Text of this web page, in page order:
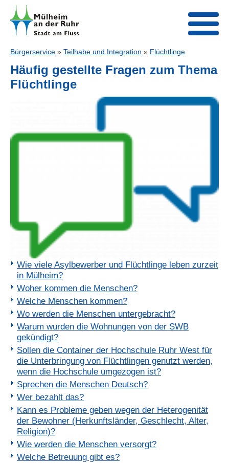
Bürgerservice » Teilhabe und Integration » Flüchtlinge
Häufig gestellte Fragen zum Thema
Flüchtlinge
Wie viele Asylbewerber und Flüchtlinge leben zurzeit
in Mülheim?
Woher kommen die Menschen?
Welche Menschen kommen?
Wo werden die Menschen untergebracht?
Warum wurden die Wohnungen von der SWB
gekündigt?
Sollen die Container der Hochschule Ruhr West für
die Unterbringung von Flüchtlingen genutzt werden,
wenn die Hochschule umgezogen ist?
Sprechen die Menschen Deutsch?
Wer bezahlt das?
Kann es Probleme geben wegen der Heterogenität
der Bewohner (Herkunftsländer, Geschlecht, Alter,
Religion)?
Wie werden die Menschen versorgt?
Welche Betreuung gibt es?